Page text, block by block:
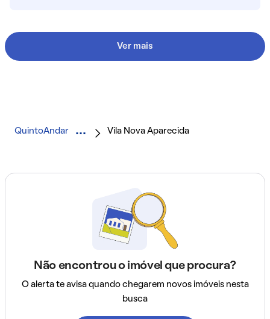
Ver mais
QuintoAndar Vila Nova Aparecida
Não encontrou o imóvel que procura?
O alerta te avisa quando chegarem novos imóveis nesta
busca